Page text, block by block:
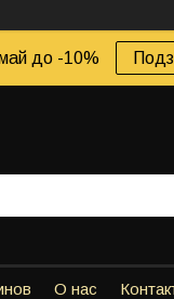
до -10%
О нас